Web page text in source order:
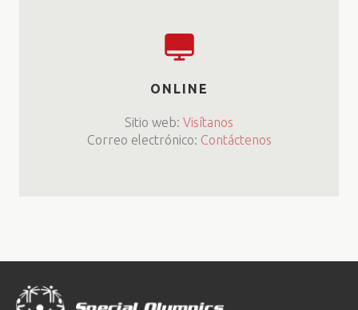
ONLINE
Sitio web: Visítanos
Correo electrónico: Contáctenos